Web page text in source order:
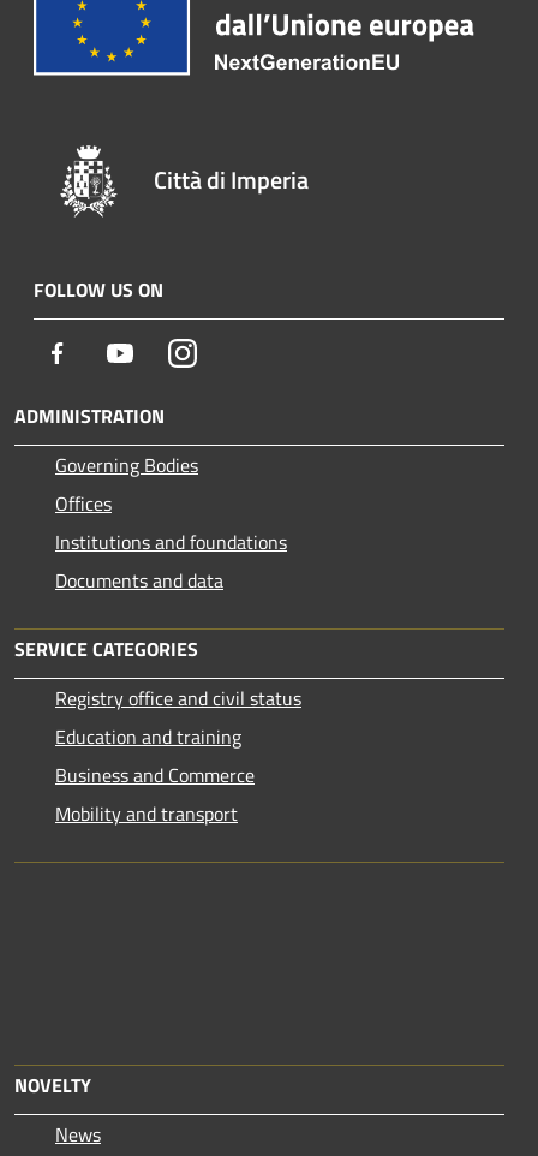
Città di Imperia
FOLLOW US ON
Facebook YoutubeInstagram
ADMINISTRATION
Governing Bodies
Offices
Institutions and foundations
Documents and data
SERVICE CATEGORIES
Registry office and civil status
Education and training
Business and Commerce
Mobility and transport
NOVELTY
News